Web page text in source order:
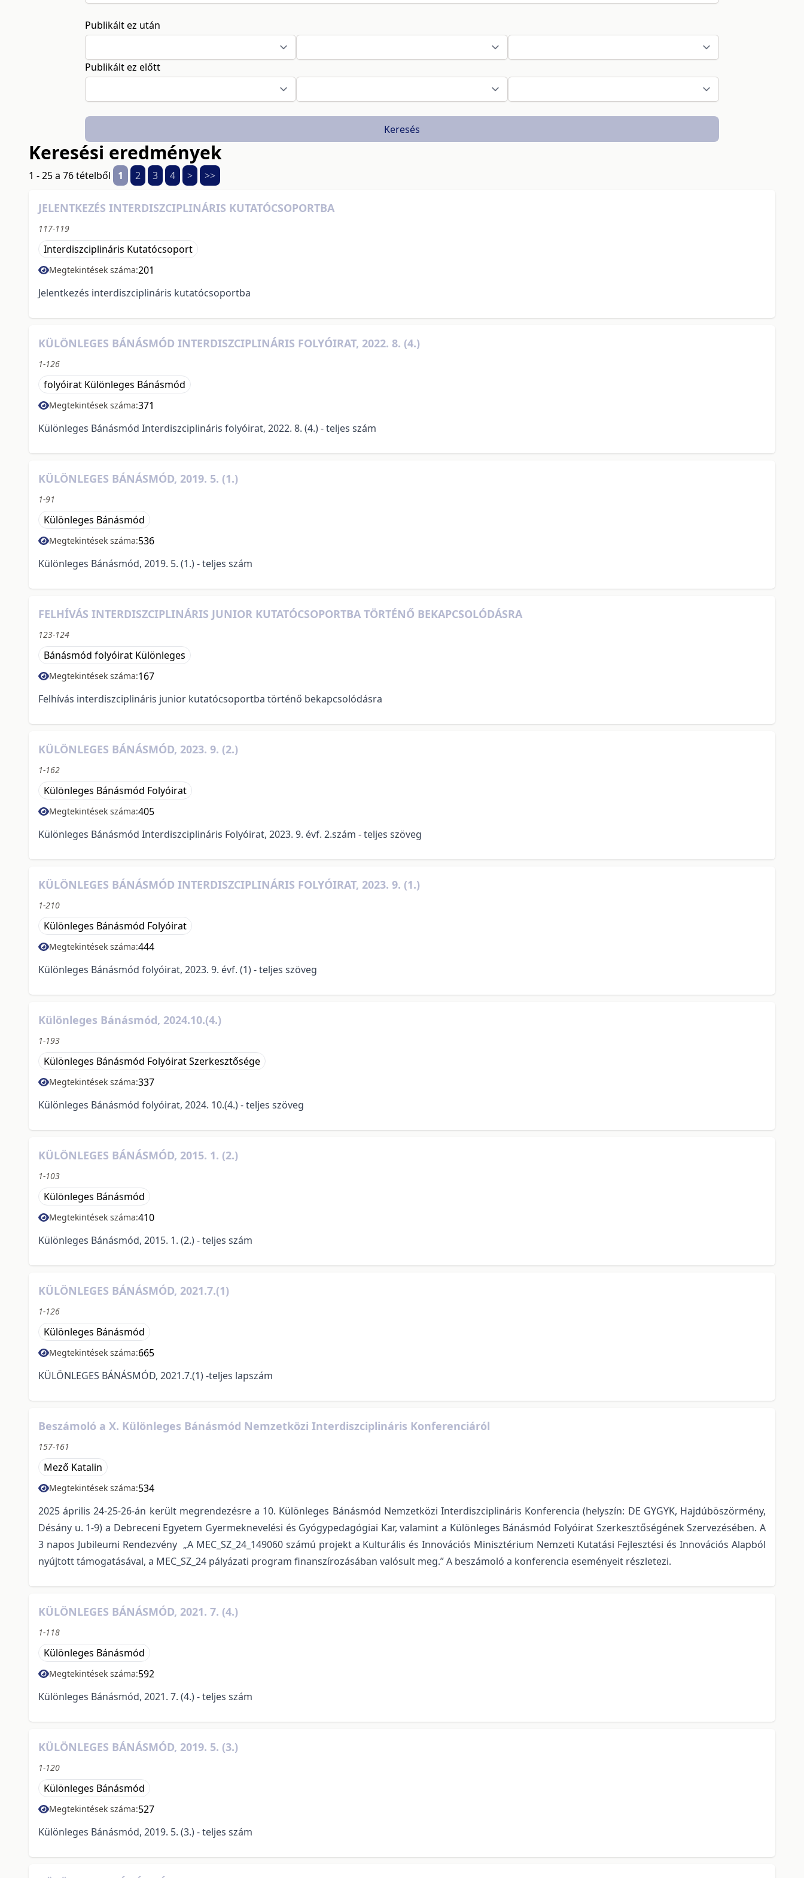
Publikált ez után
Publikált ez előtt
Keresés
Keresési eredmények
1 - 25 a 76 tételből 1 2 3 4 > >>
JELENTKEZÉS INTERDISZCIPLINÁRIS KUTATÓCSOPORTBA
117-119
Interdiszciplináris Kutatócsoport
Megtekintések száma:201
Jelentkezés interdiszciplináris kutatócsoportba
KÜLÖNLEGES BÁNÁSMÓD INTERDISZCIPLINÁRIS FOLYÓIRAT, 2022. 8. (4.)
1-126
folyóirat Különleges Bánásmód
Megtekintések száma:371
Különleges Bánásmód Interdiszciplináris folyóirat, 2022. 8. (4.) - teljes szám
KÜLÖNLEGES BÁNÁSMÓD, 2019. 5. (1.)
1-91
Különleges Bánásmód
Megtekintések száma:536
Különleges Bánásmód, 2019. 5. (1.) - teljes szám
FELHÍVÁS INTERDISZCIPLINÁRIS JUNIOR KUTATÓCSOPORTBA TÖRTÉNŐ BEKAPCSOLÓDÁSRA
123-124
Bánásmód folyóirat Különleges
Megtekintések száma:167
Felhívás interdiszciplináris junior kutatócsoportba történő bekapcsolódásra
KÜLÖNLEGES BÁNÁSMÓD, 2023. 9. (2.)
1-162
Különleges Bánásmód Folyóirat
Megtekintések száma:405
Különleges Bánásmód Interdiszciplináris Folyóirat, 2023. 9. évf. 2.szám - teljes szöveg
KÜLÖNLEGES BÁNÁSMÓD INTERDISZCIPLINÁRIS FOLYÓIRAT, 2023. 9. (1.)
1-210
Különleges Bánásmód Folyóirat
Megtekintések száma:444
Különleges Bánásmód folyóirat, 2023. 9. évf. (1) - teljes szöveg
Különleges Bánásmód, 2024.10.(4.)
1-193
Különleges Bánásmód Folyóirat Szerkesztősége
Megtekintések száma:337
Különleges Bánásmód folyóirat, 2024. 10.(4.) - teljes szöveg
KÜLÖNLEGES BÁNÁSMÓD, 2015. 1. (2.)
1-103
Különleges Bánásmód
Megtekintések száma:410
Különleges Bánásmód, 2015. 1. (2.) - teljes szám
KÜLÖNLEGES BÁNÁSMÓD, 2021.7.(1)
1-126
Különleges Bánásmód
Megtekintések száma:665
KÜLÖNLEGES BÁNÁSMÓD, 2021.7.(1) -teljes lapszám
Beszámoló a X. Különleges Bánásmód Nemzetközi Interdiszciplináris Konferenciáról
157-161
Mező Katalin
Megtekintések száma:534
2025 április 24-25-26-án került megrendezésre a 10. Különleges Bánásmód Nemzetközi Interdiszciplináris Konferencia (helyszín: DE GYGYK, Hajdúböszörmény,
Désány u. 1-9) a Debreceni Egyetem Gyermeknevelési és Gyógypedagógiai Kar, valamint a Különleges Bánásmód Folyóirat Szerkesztőségének Szervezésében. A
3 napos Jubileumi Rendezvény „A MEC_SZ_24_149060 számú projekt a Kulturális és Innovációs Minisztérium Nemzeti Kutatási Fejlesztési és Innovációs Alapból
nyújtott támogatásával, a MEC_SZ_24 pályázati program finanszírozásában valósult meg.”A beszámoló a konferencia eseményeit részletezi.
KÜLÖNLEGES BÁNÁSMÓD, 2021. 7. (4.)
1-118
Különleges Bánásmód
Megtekintések száma:592
Különleges Bánásmód, 2021. 7. (4.) - teljes szám
KÜLÖNLEGES BÁNÁSMÓD, 2019. 5. (3.)
1-120
Különleges Bánásmód
Megtekintések száma:527
Különleges Bánásmód, 2019. 5. (3.) - teljes szám